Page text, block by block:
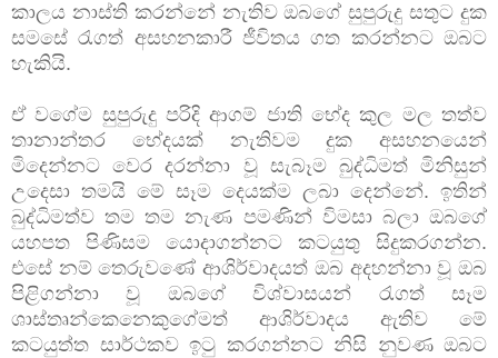
කාලය නාස්ති කරන්නේ නැතිව ඔබගේ සුපුරුදු සතුට දුක
සමසේ රැගත් අසහනකාරී ජීවිතය ගත කරන්නට ඔබට
හැකියි.
ඒ වගේම සුපුරුදු පරිදි ආගම් ජාති භේද කුල මල තත්ව
තානාන්තර භේදයක් නැතිවම දුක අසහනයෙන්
මිදෙන්නට වෙර දරන්නා වූ සැබෑම බුද්ධිමත් මිනිසුන්
උදෙසා තමයි මේ සෑම දෙයක්ම ලබා දෙන්නේ. ඉතින්
බුද්ධිමත්ව තම තම නැණ පමණින් විමසා බලා ඔබගේ
යහපත පිණිසම යොදාගන්නට කටයුතු සිදුකරගන්න.
එසේ නම් තෙරුවණේ ආශිර්වාදයත් ඔබ අදහන්නා වූ ඔබ
පිළිගන්නා වූ ඔබගේ විශ්වාසයන් රැගත් සෑම
ශාස්තෘන්කෙනෙකුගේමත් ආශිර්වාදය ඇතිව මේ
කටයුත්ත සාර්ථකව ඉටු කරගන්නට නිසි නුවණ ඔබට